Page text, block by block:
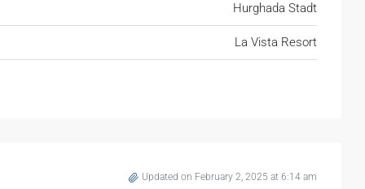
Hurghada Stadt
La Vista Resort
Updated on February 2, 2025 at 6:14 am